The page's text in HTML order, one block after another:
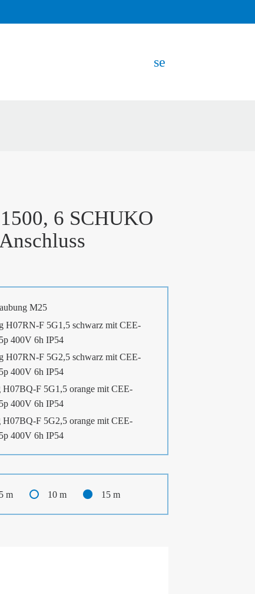
search
6 SCHUKO
M25
H07RN-F 5G1,5 schwarz mit CEE-
400V 6h IP54
H07RN-F 5G2,5 schwarz mit CEE-
400V 6h IP54
F 5G1,5 orange mit CEE-
400V 6h IP54
F 5G2,5 orange mit CEE-
400V 6h IP54
5 m 10 m 15 m